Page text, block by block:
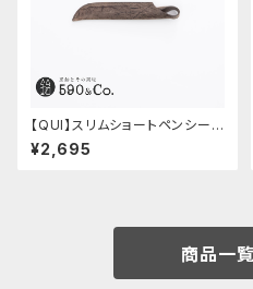
【QUI】スリムショートペンシー
ス・クードゥー (ストーン)
¥2,695
商品一